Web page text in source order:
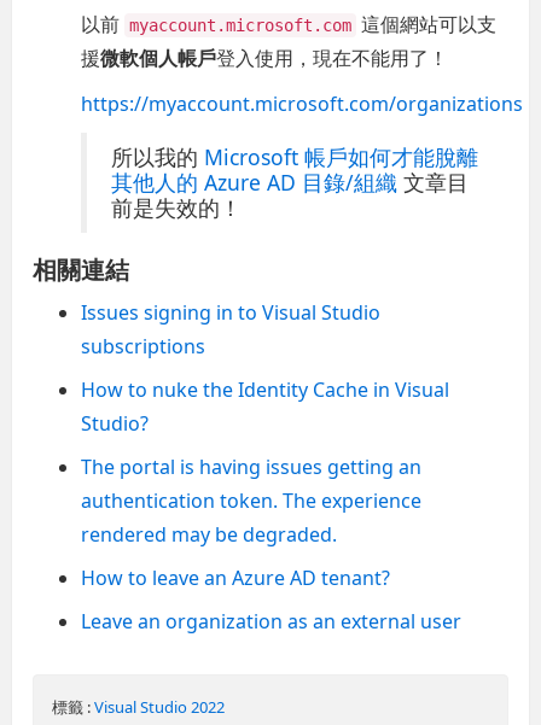
以前 myaccount.microsoft.com 這個網站可以支
援微軟個人帳戶登入使用，現在不能用了！
https://myaccount.microsoft.com/organizations
所以我的 Microsoft 帳戶如何才能脫離
其他人的 Azure AD 目錄/組織 文章目
前是失效的！
相關連結
Issues signing in to Visual Studio
subscriptions
How to nuke the Identity Cache in Visual
Studio?
The portal is having issues getting an
authentication token. The experience
rendered may be degraded.
How to leave an Azure AD tenant?
Leave an organization as an external user
標籤 :Visual Studio 2022